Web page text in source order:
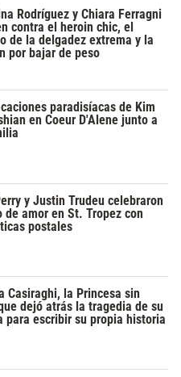
Rodríguez y Chiara Ferragni
contra el heroin chic, el
de la delgadez extrema y la
por bajar de peso
paradisíacas de Kim
en Coeur D'Alene junto a
y Justin Trudeu celebraron
de amor en St. Tropez con
postales
Casiraghi, la Princesa sin
dejó atrás la tragedia de su
para escribir su propia historia